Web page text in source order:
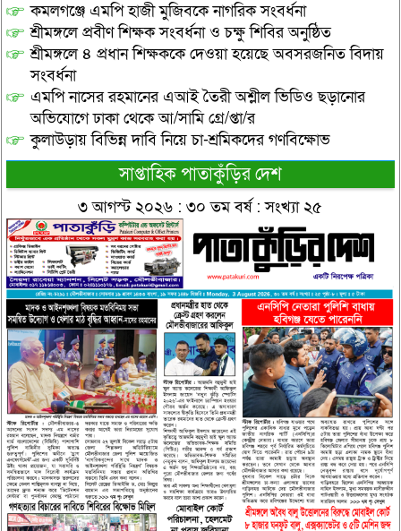
কমলগঞ্জে এমপি হাজী মুজিবকে নাগরিক সংবর্ধনা
শ্রীমঙ্গলে প্রবীণ শিক্ষক সংবর্ধনা ও চক্ষু শিবির অনুষ্ঠিত
শ্রীমঙ্গলে ৪ প্রধান শিক্ষককে দেওয়া হয়েছে অবসরজনিত বিদায়
সংবর্ধনা
এমপি নাসের রহমানের এআই তৈরী অশ্লীল ভিডিও ছড়ানোর
অভিযোগে ঢাকা থেকে আ/সামি গ্রে/প্তা/র
কুলাউড়ায় বিভিন্ন দাবি নিয়ে চা-শ্রমিকদের গণবিক্ষোভ
সাপ্তাহিক পাতাকুঁড়ির দেশ
৩ আগস্ট ২০২৬ : ৩০ তম বর্ষ : সংখ্যা ২৫